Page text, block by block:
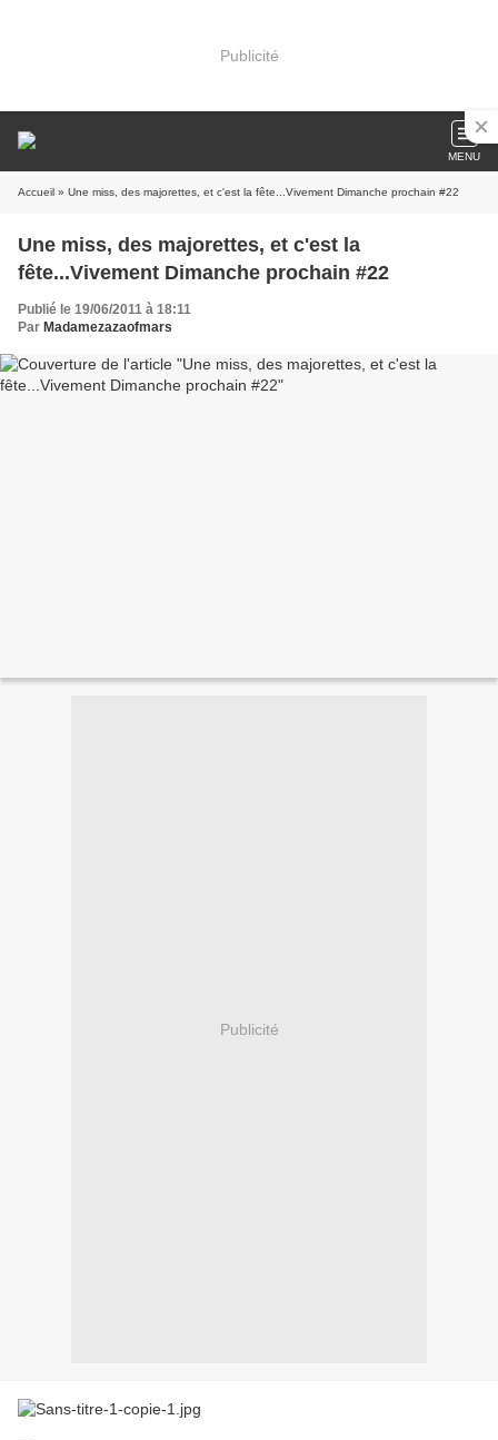
Publicité
MENU
Accueil » Une miss, des majorettes, et c'est la fête...Vivement Dimanche prochain #22
Une miss, des majorettes, et c'est la
fête...Vivement Dimanche prochain #22
Publié le 19/06/2011 à 18:11
Par Madamezazaofmars
Publicité